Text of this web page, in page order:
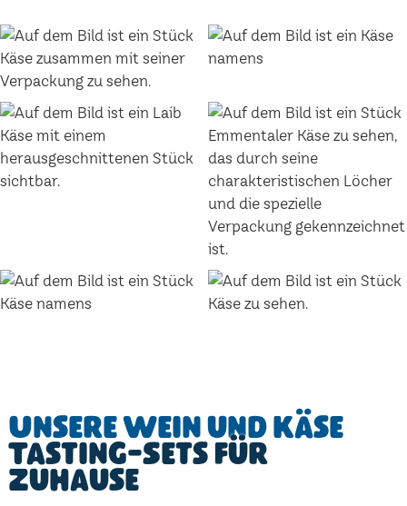
Unsere Wein und Käse
Tasting-Sets für
Zuhause